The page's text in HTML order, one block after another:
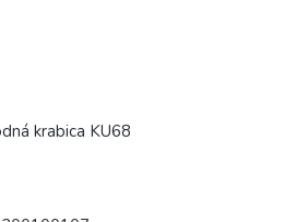
krabica KU68